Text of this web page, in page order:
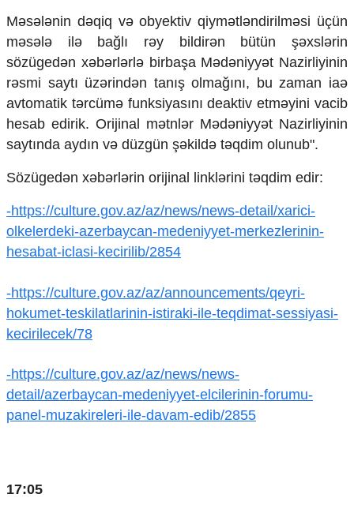
Əmək və sosial siyasət
Kənd təsərrüfatı
Hərbi sənaye
Telekommunikasiya və nəqliyyat
COP29
Cəmiyyət
Crossmedia.az - 1 yaş
Siyasət
Məhkəmə və hüquq
Ekologiya
Zəfər - 5
Gənclər və İdman
Media və QHT
Sağlamlıq
Sosium
Mənəvi dəyərlər
Texnologiya
Əlaqə
Missiyamız
Məsələnin dəqiq və obyektiv qiymətləndirilməsi üçün
məsələ ilə bağlı rəy bildirən bütün şəxslərin
sözügedən xəbərlərlə birbaşa Mədəniyyət Nazirliyinin
rəsmi saytı üzərindən tanış olmağını, bu zaman iaə
avtomatik tərcümə funksiyasını deaktiv etməyini vacib
hesab edirik. Orijinal mətnlər Mədəniyyət Nazirliyinin
saytında aydın və düzgün şəkildə təqdim olunub".
Sözügedən xəbərlərin orijinal linklərini təqdim edir:
-https://culture.gov.az/az/news/news-detail/xarici-
olkelerdeki-azerbaycan-medeniyyet-merkezlerinin-
hesabat-iclasi-kecirilib/2854
-https://culture.gov.az/az/announcements/qeyri-
hokumet-teskilatlarinin-istiraki-ile-teqdimat-sessiyasi-
kecirilecek/78
-https://culture.gov.az/az/news/news-
detail/azerbaycan-medeniyyet-elcilerinin-forumu-
panel-muzakireleri-ile-davam-edib/2855
17:05